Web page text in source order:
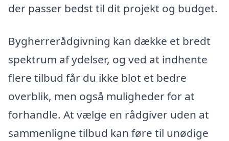
der passer bedst til dit projekt og budget.
Bygherrerådgivning kan dække et bredt
spektrum af ydelser, og ved at indhente
flere tilbud får du ikke blot et bedre
overblik, men også muligheder for at
forhandle. At vælge en rådgiver uden at
sammenligne tilbud kan føre til unødige